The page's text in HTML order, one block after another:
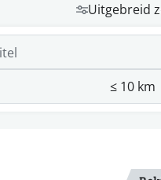
Uitgebreid